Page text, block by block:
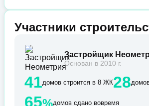
Участники
Застройщик
Основан в 2010 г.
41домов строится в 8 ЖК28
65%домов сдано вовремя